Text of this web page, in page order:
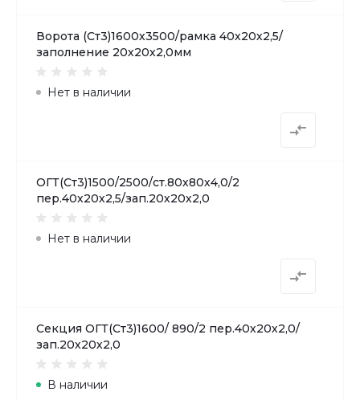
Ворота (Ст3)1600х3500/рамка 40х20х2,5/
заполнение 20х20х2,0мм
Нет в наличии
ОГТ(Ст3)1500/2500/ст.80х80х4,0/2
пер.40х20х2,5/зап.20х20х2,0
Нет в наличии
Секция ОГТ(Ст3)1600/ 890/2 пер.40х20х2,0/
зап.20х20х2,0
В наличии